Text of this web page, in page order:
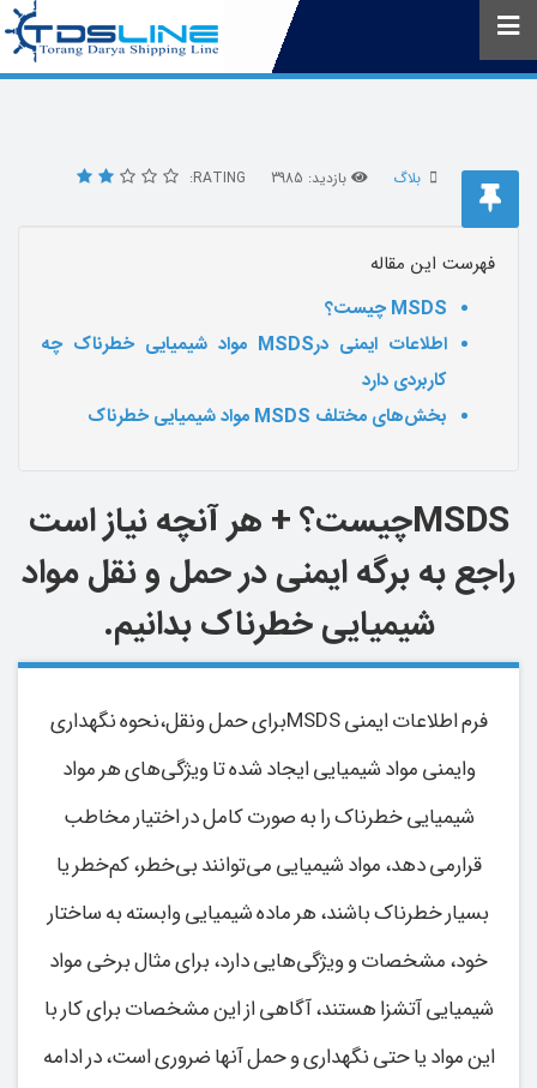
بلاگ بازدید: 3985 RATING:
فهرست این مقاله
MSDS چیست؟
اطلاعات ایمنی درMSDS مواد شیمیایی خطرناک چه
کاربردی دارد
بخش‌های مختلف MSDS مواد شیمیایی خطرناک
MSDSچیست؟ + هر آنچه نیاز است
راجع به برگه ایمنی در حمل و نقل مواد
شیمیایی خطرناک بدانیم.
فرم اطلاعات ایمنی MSDSبرای حمل ونقل،نحوه نگهداری
وایمنی مواد شیمیایی ایجاد شده تا ویژگی‌های هر مواد
شیمیایی خطرناک را به ‌صورت کامل در اختیار مخاطب
قرارمی دهد، مواد شیمیایی می‌توانند بی‌خطر، کم‌خطر یا
بسیار خطرناک باشند، هر ماده شیمیایی وابسته به ساختار
خود، مشخصات و ویژگی‌هایی دارد، برای مثال برخی مواد
شیمیایی آتشزا هستند، آگاهی از این مشخصات برای کار با
این مواد یا حتی نگهداری و حمل آنها ضروری است، در ادامه